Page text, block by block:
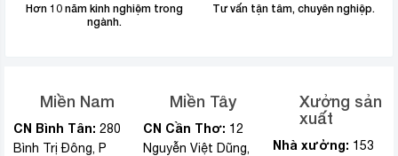
Hơn 10 năm kinh nghiệm trong
ngành.
Tư vấn tận tâm, chuyên nghiệp.
Miền Nam
CN Bình Tân: 280
Bình Trị Đông, P
Miền Tây
CN Cần Thơ: 12
Nguyễn Việt Dũng,
Xưởng sản
xuất
Nhà xưởng: 153